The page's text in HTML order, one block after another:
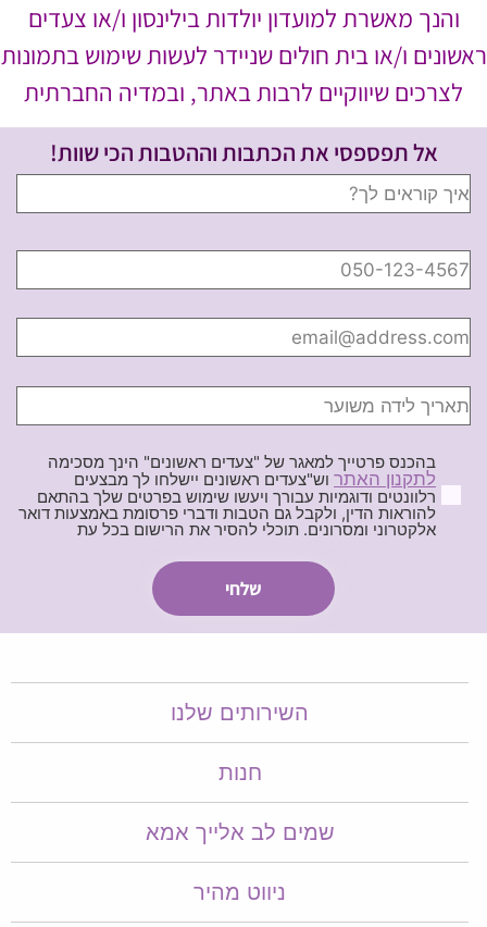
והנך מאשרת למועדון יולדות בילינסון ו/או צעדים
ראשונים ו/או בית חולים שניידר לעשות שימוש בתמונות
לצרכים שיווקיים לרבות באתר, ובמדיה החברתית
אל תפספסי את הכתבות וההטבות הכי שוות!
בהכנס פרטייך למאגר של "צעדים ראשונים" הינך מסכימה
לתקנון האתר וש"צעדים ראשונים יישלחו לך מבצעים
רלוונטים ודוגמיות עבורך ויעשו שימוש בפרטים שלך בהתאם
להוראות הדין, ולקבל גם הטבות ודברי פרסומת באמצעות דואר
אלקטרוני ומסרונים. תוכלי להסיר את הרישום בכל עת
השירותים שלנו
חנות
שמים לב אלייך אמא​​
ניווט מהיר